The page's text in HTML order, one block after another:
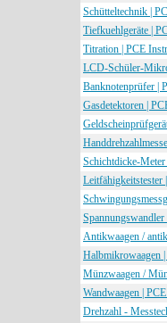
Schütteltechnik |
Tiefkuehlgeräte |
Titration | PCE
LCD-Schüler-
Banknotenprüfer |
Gasdetektoren |
Schichtdicke-
Leitfähigkeitstester
Antikwaagen /
Halbmikrowaagen
Münzwaagen /
Wandwaagen |
Drehzahl -